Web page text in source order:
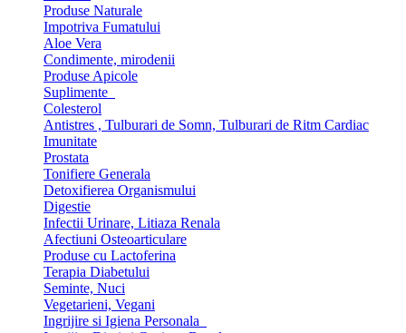
Produse Naturale
Impotriva Fumatului
Aloe Vera
Condimente, mirodenii
Produse Apicole
Suplimente
Colesterol
Antistres , Tulburari de Somn, Tulburari de Ritm Cardiac
Imunitate
Prostata
Tonifiere Generala
Detoxifierea Organismului
Digestie
Infectii Urinare, Litiaza Renala
Afectiuni Osteoarticulare
Produse cu Lactoferina
Terapia Diabetului
Seminte, Nuci
Vegetarieni, Vegani
Ingrijire si Igiena Personala